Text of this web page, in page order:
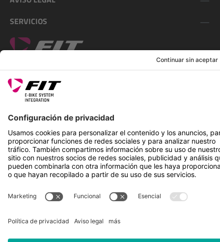
SERVICIOS
*Precio de venta recomendado incl. IVA más gastos de envío
Rotax Bike Technology AG © 2025